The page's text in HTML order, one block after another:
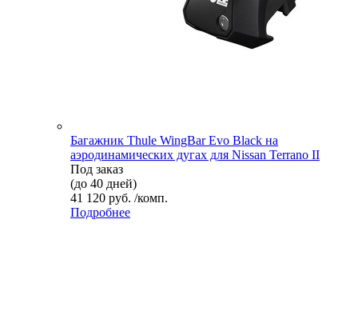
Багажник Thule WingBar Evo Black на
аэродинамических дугах для Nissan Terrano II
Под заказ
(до 40 дней)
41 120 руб. /комп.
Подробнее